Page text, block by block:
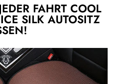
FAHRT COOL
SILK AUTOSITZ